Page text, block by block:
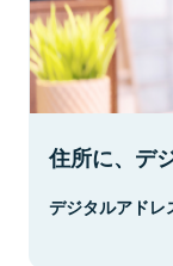
住所に、デ
デジタルアドレ